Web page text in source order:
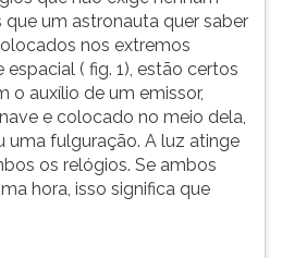
um astronauta quer saber
nos extremos
( fig. 1), estão certos
o auxílio de um emissor,
e colocado no meio dela,
uma fulguração. A luz atinge
os relógios. Se ambos
hora, isso significa que